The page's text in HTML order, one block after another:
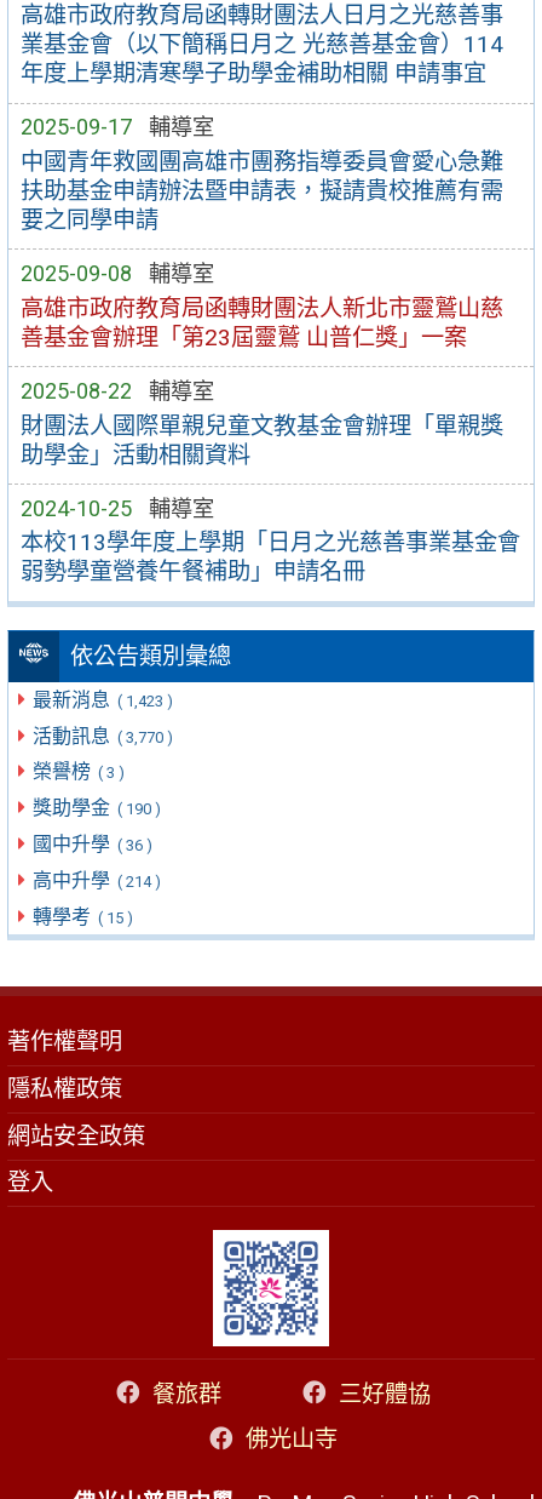
高雄市政府教育局函轉財團法人日月之光慈善事
業基金會（以下簡稱日月之 光慈善基金會）114
年度上學期清寒學子助學金補助相關 申請事宜
2025-09-17 輔導室
中國青年救國團高雄市團務指導委員會愛心急難
扶助基金申請辦法暨申請表，擬請貴校推薦有需
要之同學申請
2025-09-08 輔導室
高雄市政府教育局函轉財團法人新北市靈鷲山慈
善基金會辦理「第23屆靈鷲 山普仁獎」一案
2025-08-22 輔導室
財團法人國際單親兒童文教基金會辦理「單親獎
助學金」活動相關資料
2024-10-25 輔導室
本校113學年度上學期「日月之光慈善事業基金會
弱勢學童營養午餐補助」申請名冊
依公告類別彙總
最新消息 ( 1,423 )
活動訊息 ( 3,770 )
榮譽榜 ( 3 )
獎助學金 ( 190 )
國中升學 ( 36 )
高中升學 ( 214 )
轉學考 ( 15 )
著作權聲明
隱私權政策
網站安全政策
登入
餐旅群
三好體協
佛光山寺